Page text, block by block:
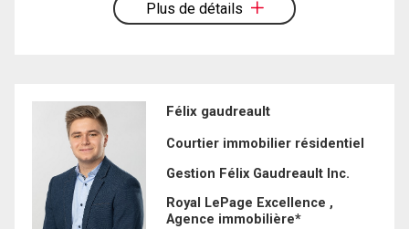
Plus de détails
Félix gaudreault
Courtier immobilier résidentiel
Gestion Félix Gaudreault Inc.
Royal LePage Excellence ,
Agence immobilière*